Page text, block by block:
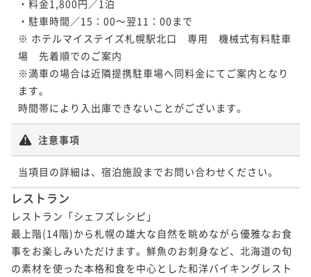
・料金1,800円／1泊
・駐車時間／15：00～翌11：00まで
※ ホテルマイステイズ札幌駅北口　専用　機械式有料駐車
場　先着順でのご案内
※満車の場合は近隣提携駐車場へ同料金にてご案内となり
ます。
時間帯により入出庫できないことがございます。
注意事項
当項目の詳細は、宿泊施設までお問い合わせください。
レストラン
レストラン「シェフズレシピ」
最上階(14階)から札幌の雄大な自然を眺めながら優雅なお食
事をお楽しみいただけます。鮮魚のお刺身など、北海道の旬
の素材を使った本格和食を中心とした和洋バイキングレスト